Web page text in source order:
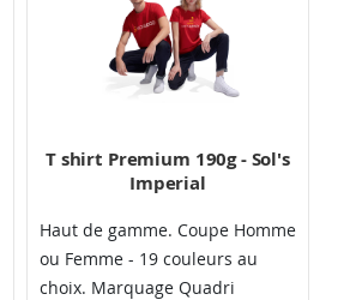
T shirt Premium 190g - Sol's
Imperial
Haut de gamme. Coupe Homme
ou Femme - 19 couleurs au
choix. Marquage Quadri